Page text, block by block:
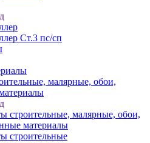
Ст.3 пс/сп
малярные, обои,
строительные, малярные, обои,
материалы
строительные